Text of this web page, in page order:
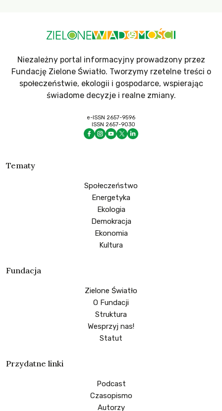
Niezależny portal informacyjny prowadzony przez
Fundację Zielone Światło. Tworzymy rzetelne treści o
społeczeństwie, ekologii i gospodarce, wspierając
świadome decyzje i realne zmiany.
e-ISSN 2657-9596
ISSN 2657-9030
Tematy
Społeczeństwo
Energetyka
Ekologia
Demokracja
Ekonomia
Kultura
Fundacja
Zielone Światło
O Fundacji
Struktura
Wesprzyj nas!
Statut
Przydatne linki
Podcast
Czasopismo
Autorzy